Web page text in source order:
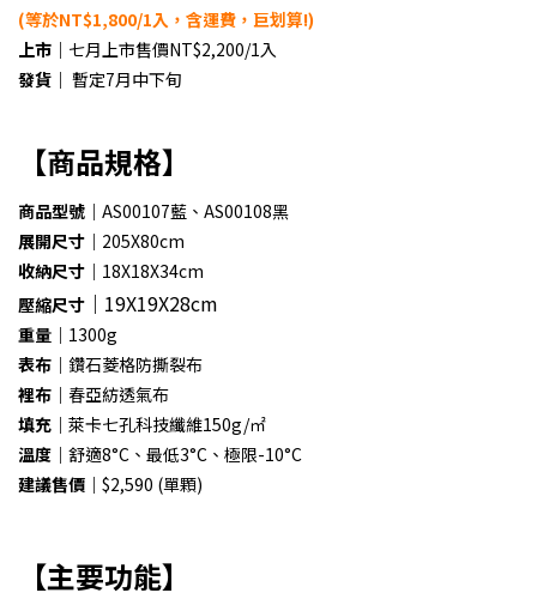
(等於NT$1,800/1入，含運費，巨划算!)
上市｜ 七月上市售價NT$2,200/1入
發貨｜ 暫定7月中下旬
【商品規格】
商品型號｜ AS00107藍、AS00108黑
展開尺寸｜ 205X80cm
收納尺寸｜ 18X18X34cm
壓縮尺寸 ｜ 19X19X28cm
重量｜ 1300g
表布｜ 鑽石菱格防撕裂布
裡布｜ 春亞紡透氣布
填充｜ 萊卡七孔科技纖維150g/㎡
溫度｜ 舒適8°C、最低3°C、極限-10°C
建議售價｜ $2,590 (單顆)
【主要功能】